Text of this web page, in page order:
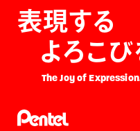
表現する
よろこび
The Joy of